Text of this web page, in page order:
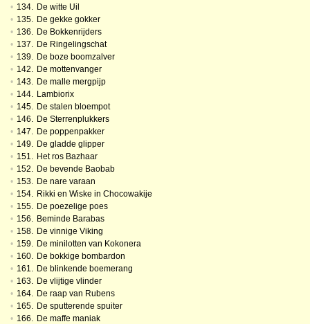
• 134. De witte Uil
• 135. De gekke gokker
• 136. De Bokkenrijders
• 137. De Ringelingschat
• 139. De boze boomzalver
• 142. De mottenvanger
• 143. De malle mergpijp
• 144. Lambiorix
• 145. De stalen bloempot
• 146. De Sterrenplukkers
• 147. De poppenpakker
• 149. De gladde glipper
• 151. Het ros Bazhaar
• 152. De bevende Baobab
• 153. De nare varaan
• 154. Rikki en Wiske in Chocowakije
• 155. De poezelige poes
• 156. Beminde Barabas
• 158. De vinnige Viking
• 159. De minilotten van Kokonera
• 160. De bokkige bombardon
• 161. De blinkende boemerang
• 163. De vlijtige vlinder
• 164. De raap van Rubens
• 165. De sputterende spuiter
• 166. De maffe maniak